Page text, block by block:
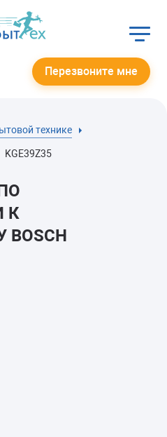
Перезвоните мне
технике
KGE39Z35
К